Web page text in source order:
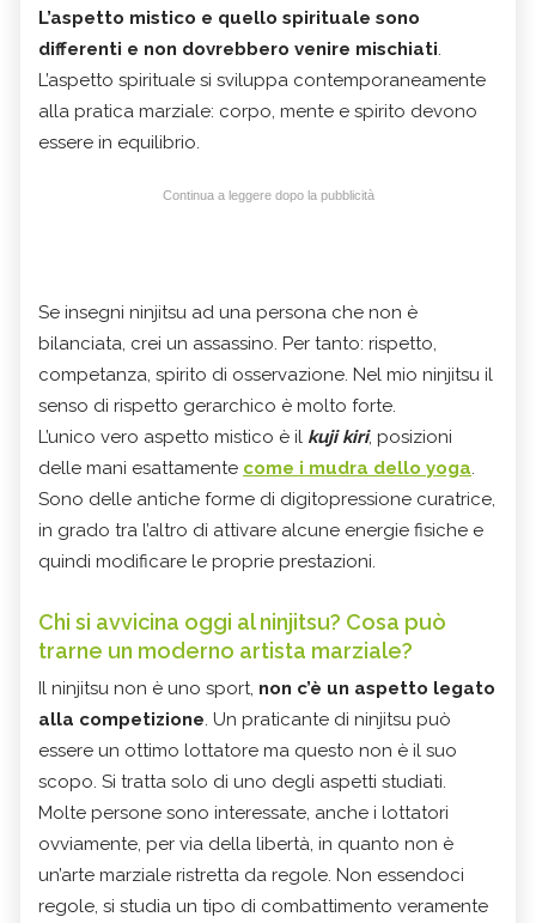
L’aspetto mistico e quello spirituale sono
differenti e non dovrebbero venire mischiati.
L’aspetto spirituale si sviluppa contemporaneamente
alla pratica marziale: corpo, mente e spirito devono
essere in equilibrio.
Continua a leggere dopo la pubblicità
Se insegni ninjitsu ad una persona che non è
bilanciata, crei un assassino. Per tanto: rispetto,
competanza, spirito di osservazione. Nel mio ninjitsu il
senso di rispetto gerarchico è molto forte.
L’unico vero aspetto mistico è il kuji kiri, posizioni
delle mani esattamente come i mudra dello yoga.
Sono delle antiche forme di digitopressione curatrice,
in grado tra l’altro di attivare alcune energie fisiche e
quindi modificare le proprie prestazioni.
Chi si avvicina oggi al ninjitsu? Cosa può
trarne un moderno artista marziale?
Il ninjitsu non è uno sport, non c’è un aspetto legato
alla competizione. Un praticante di ninjitsu può
essere un ottimo lottatore ma questo non è il suo
scopo. Si tratta solo di uno degli aspetti studiati.
Molte persone sono interessate, anche i lottatori
ovviamente, per via della libertà, in quanto non è
un’arte marziale ristretta da regole. Non essendoci
regole, si studia un tipo di combattimento veramente